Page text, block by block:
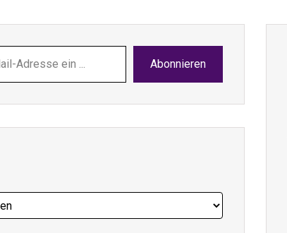
Abonnieren